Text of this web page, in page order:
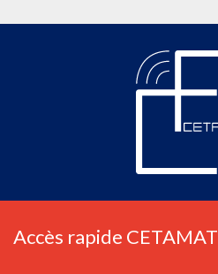
Accès rapide CETAMAT